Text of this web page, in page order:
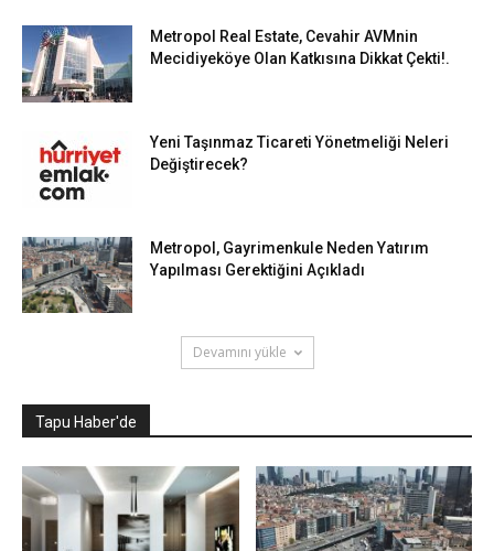
Metropol Real Estate, Cevahir AVMnin
Mecidiyeköye Olan Katkısına Dikkat Çekti!.
Yeni Taşınmaz Ticareti Yönetmeliği Neleri
Değiştirecek?
Metropol, Gayrimenkule Neden Yatırım
Yapılması Gerektiğini Açıkladı
Devamını yükle
Tapu Haber'de